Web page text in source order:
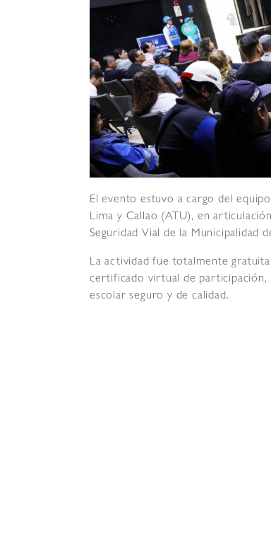
El evento estuvo a cargo del
Lima y Callao (ATU), en
Seguridad Vial de la Municipalidad
La actividad fue totalmente
certificado virtual de
escolar seguro y de calidad.